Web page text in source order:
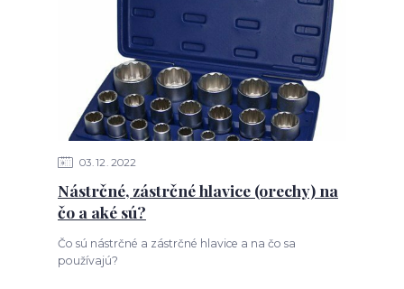
03 12 2022
Nástrčné, zástrčné hlavice (orechy) na
čo a aké sú?
Čo sú nástrčné a zástrčné hlavice a na čo sa
používajú?